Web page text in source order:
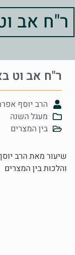
ר"ח אב
ר"ח אב וט
הרב יוסף
מעגל השנה
בין המצרים
שיעור מאת הרב
והלכות בין המצרים